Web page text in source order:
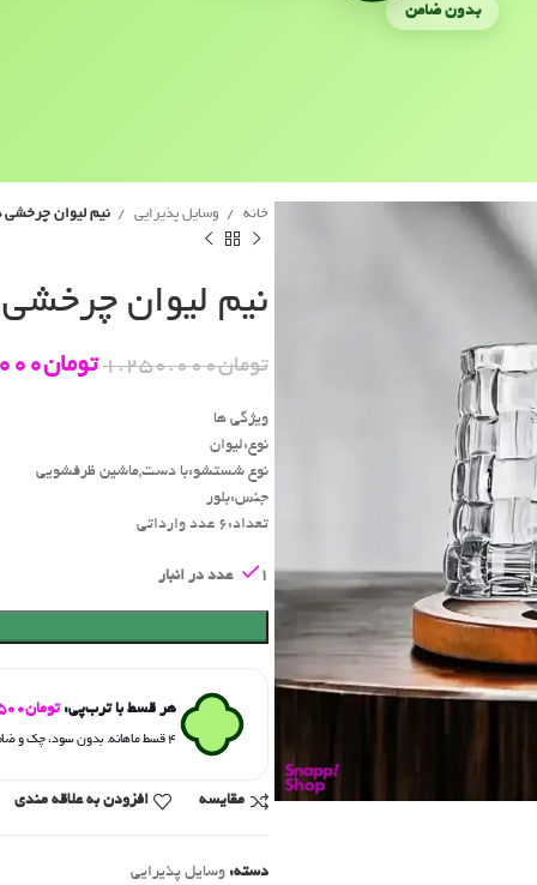
بدون ضامن
خانه وسایل پذیرایی نیم‌ لیوان چرخشی دلی
نیم‌ لیوان چرخشی
تومان1.250.000 تومان
ویژگی ها
نوع:لیوان
نوع شستشو:با دست,ماشین ظرفشویی
جنس:بلور
تعداد:6 عدد وارداتی
1 عدد در انبار
هر قسط با ترب‌پی:تومان
۴ قسط ماهانه. بدون سود، چک و ضامن.
مقايسه افزودن به علاقه مندی
دسته: وسایل پذیرایی